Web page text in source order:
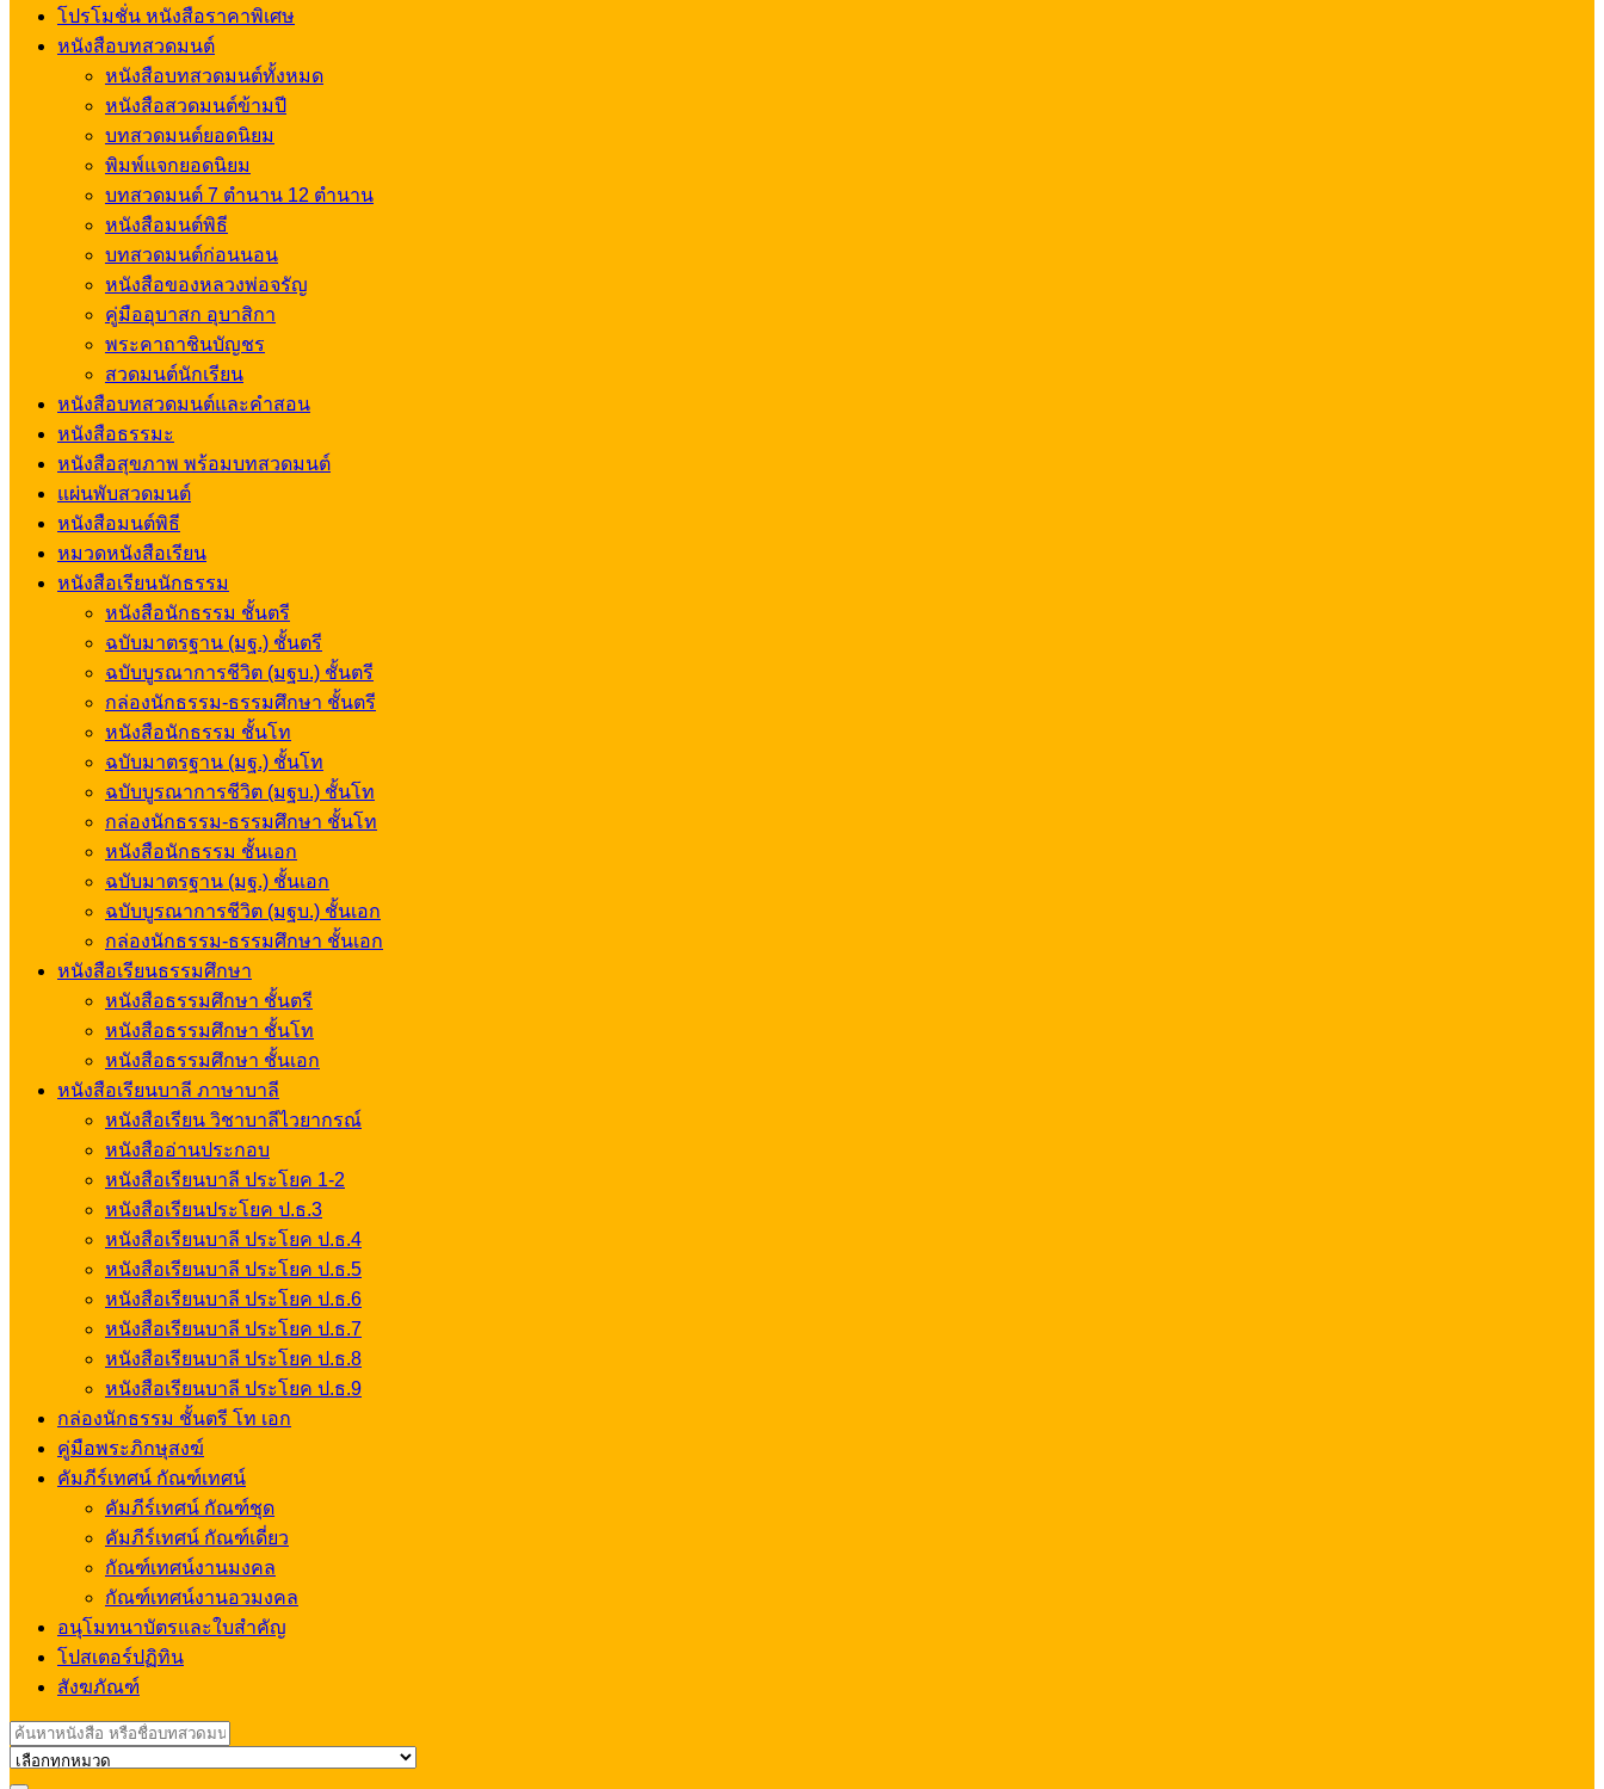
โปรโมชั่น หนังสือราคาพิเศษ
หนังสือบทสวดมนต์
หนังสือบทสวดมนต์ทั้งหมด
หนังสือสวดมนต์ข้ามปี
บทสวดมนต์ยอดนิยม
พิมพ์แจกยอดนิยม
บทสวดมนต์ 7 ตำนาน 12 ตำนาน
หนังสือมนต์พิธี
บทสวดมนต์ก่อนนอน
หนังสือของหลวงพ่อจรัญ
คู่มืออุบาสก อุบาสิกา
พระคาถาชินบัญชร
สวดมนต์นักเรียน
หนังสือบทสวดมนต์และคำสอน
หนังสือธรรมะ
หนังสือสุขภาพ พร้อมบทสวดมนต์
แผ่นพับสวดมนต์
หนังสือมนต์พิธี
หมวดหนังสือเรียน
หนังสือเรียนนักธรรม
หนังสือนักธรรม ชั้นตรี
ฉบับมาตรฐาน (มฐ.) ชั้นตรี
ฉบับบูรณาการชีวิต (มฐบ.) ชั้นตรี
กล่องนักธรรม-ธรรมศึกษา ชั้นตรี
หนังสือนักธรรม ชั้นโท
ฉบับมาตรฐาน (มฐ.) ชั้นโท
ฉบับบูรณาการชีวิต (มฐบ.) ชั้นโท
กล่องนักธรรม-ธรรมศึกษา ชั้นโท
หนังสือนักธรรม ชั้นเอก
ฉบับมาตรฐาน (มฐ.) ชั้นเอก
ฉบับบูรณาการชีวิต (มฐบ.) ชั้นเอก
กล่องนักธรรม-ธรรมศึกษา ชั้นเอก
หนังสือเรียนธรรมศึกษา
หนังสือธรรมศึกษา ชั้นตรี
หนังสือธรรมศึกษา ชั้นโท
หนังสือธรรมศึกษา ชั้นเอก
หนังสือเรียนบาลี ภาษาบาลี
หนังสือเรียน วิชาบาลีไวยากรณ์
หนังสืออ่านประกอบ
หนังสือเรียนบาลี ประโยค 1-2
หนังสือเรียนประโยค ป.ธ.3
หนังสือเรียนบาลี ประโยค ป.ธ.4
หนังสือเรียนบาลี ประโยค ป.ธ.5
หนังสือเรียนบาลี ประโยค ป.ธ.6
หนังสือเรียนบาลี ประโยค ป.ธ.7
หนังสือเรียนบาลี ประโยค ป.ธ.8
หนังสือเรียนบาลี ประโยค ป.ธ.9
กล่องนักธรรม ชั้นตรี โท เอก
คู่มือพระภิกษุสงฆ์
คัมภีร์เทศน์ กัณฑ์เทศน์
คัมภีร์เทศน์ กัณฑ์ชุด
คัมภีร์เทศน์ กัณฑ์เดี่ยว
กัณฑ์เทศน์งานมงคล
กัณฑ์เทศน์งานอวมงคล
อนุโมทนาบัตรและใบสำคัญ
โปสเตอร์ปฏิทิน
สังฆภัณฑ์
Search
for: